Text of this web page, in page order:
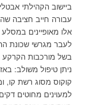
ביישוב הקהילתי
עבורה חייב חציבה
אלו מאופיינים
לעבר מגרשי שכונת
בשל מורכבות
ניתן טיפול משולב:
קוקוס מסוג רשת קו,
למעוינים מחוטים